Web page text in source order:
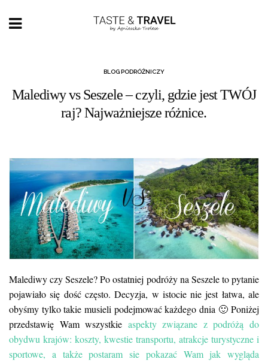
BLOG PODRÓŻNICZY
Malediwy vs Seszele – czyli, gdzie jest TWÓJ
raj? Najważniejsze różnice.
Malediwy czy Seszele? Po ostatniej podróży na Seszele to pytanie
pojawiało się dość często. Decyzja, w istocie nie jest łatwa, ale
obyśmy tylko takie musieli podejmować każdego dnia 🙂 Poniżej
przedstawię Wam wszystkie aspekty związane z podróżą do
obydwu krajów: koszty, kwestie transportu, atrakcje turystyczne i
sportowe, a także postaram sie pokazać Wam jak wygląda